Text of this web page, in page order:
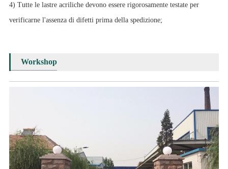
4) Tutte le lastre acriliche devono essere rigorosamente testate per
verificarne l'assenza di difetti prima della spedizione;
Workshop